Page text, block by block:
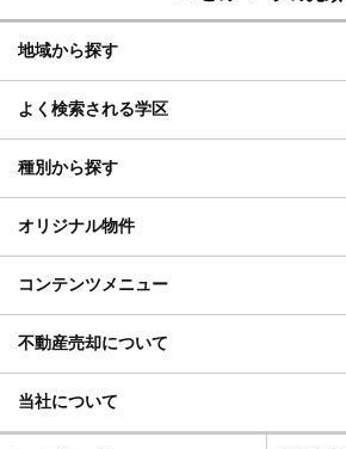
地域から探す
よく検索される学区
種別から探す
オリジナル物件
コンテンツメニュー
不動産売却について
当社について